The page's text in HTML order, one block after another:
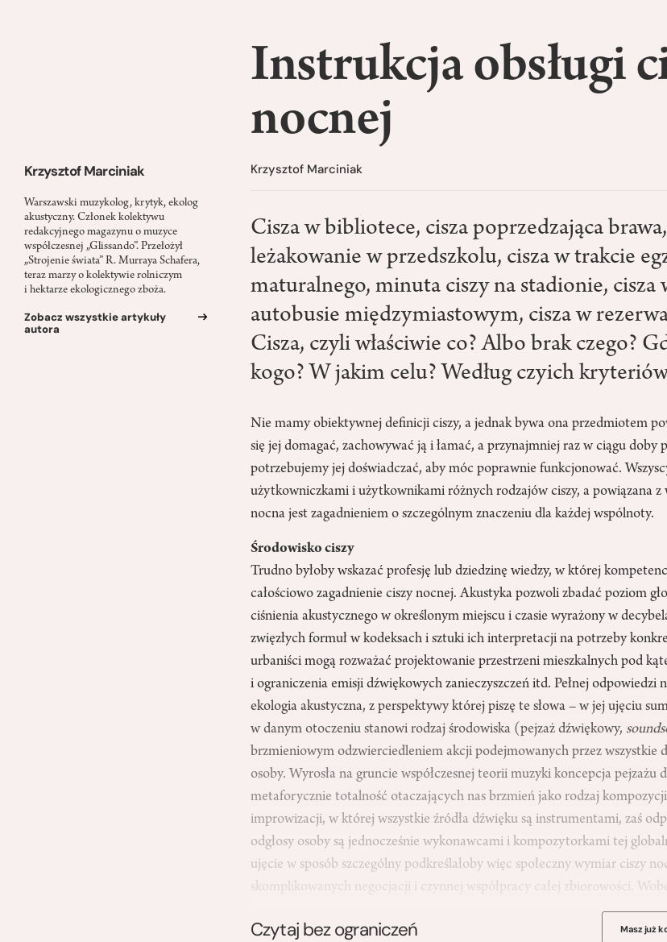
Krzysztof Marciniak
Warszawski muzykolog, krytyk, ekolog
akustyczny. Członek kolektywu
redakcyjnego magazynu o muzyce
współczesnej „Glissando”. Przełożył
„Strojenie świata” R. Murraya Schafera,
teraz marzy o kolektywie rolniczym
i hektarze ekologicznego zboża.
Zobacz wszystkie artykuły
autora
Instrukcja obsługi
nocnej
Krzysztof Marciniak
Cisza w bibliotece, cisza poprzedzająca
leżakowanie w przedszkolu, cisza w trakcie
maturalnego, minuta ciszy na stadionie, cisza
autobusie międzymiastowym, cisza w
Cisza, czyli właściwie co? Albo brak czego?
kogo? W jakim celu? Według czyich
Nie mamy obiektywnej definicji ciszy, a jednak bywa ona przedmiotem
się jej domagać, zachowywać ją i łamać, a przynajmniej raz w ciągu doby
potrzebujemy jej doświadczać, aby móc poprawnie funkcjonować.
użytkowniczkami i użytkownikami różnych rodzajów ciszy, a powiązana z
nocna jest zagadnieniem o szczególnym znaczeniu dla każdej wspólnoty.
Środowisko ciszy
Trudno byłoby wskazać profesję lub dziedzinę wiedzy, w której
całościowo zagadnienie ciszy nocnej. Akustyka pozwoli zbadać poziom
ciśnienia akustycznego w określonym miejscu i czasie wyrażony w
zwięzłych formuł w kodeksach i sztuki ich interpretacji na potrzeby
urbaniści mogą rozważać projektowanie przestrzeni mieszkalnych pod
i ograniczenia emisji dźwiękowych zanieczyszczeń itd. Pełnej odpowiedzi
ekologia akustyczna, z perspektywy której piszę te słowa – w jej ujęciu
w danym otoczeniu stanowi rodzaj środowiska (pejzaż dźwiękowy,
brzmieniowym odzwierciedleniem akcji podejmowanych przez wszystkie
osoby. Wyrosła na gruncie współczesnej teorii muzyki koncepcja pejzażu
metaforycznie totalność otaczających nas brzmień jako rodzaj
improwizacji, w której wszystkie źródła dźwięku są instrumentami, zaś
odgłosy osoby są jednocześnie wykonawcami i kompozytorkami tej
ujęcie w sposób szczególny podkreślałoby więc społeczny wymiar ciszy
skomplikowanych negocjacji i czynnej współpracy całej zbiorowości.
Czytaj bez ograniczeń Masz już